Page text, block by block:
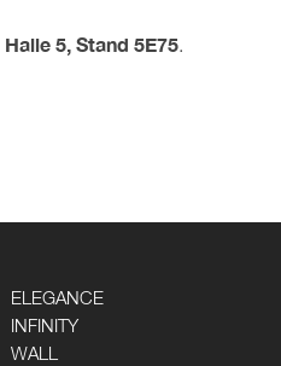
Halle 5, Stand 5E75.
ELEGANCE
INFINITY
WALL